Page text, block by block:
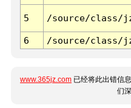
5 /source/class/
6 /source/class/
www.365jz.com 已经将此出错信
们